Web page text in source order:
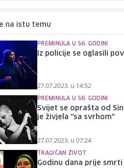
na istu temu
PREMINULA U 56. GODINI
Iz policije se oglasili
27.07.2023. u 14:52
PREMINULA U 56. GODINI
Svijet se oprašta od
je živjela "sa svrhom"
27.07.2023. u 07:24
TRAGIČAN ŽIVOT
Godinu dana prije smrti